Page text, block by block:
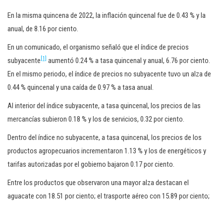
En la misma quincena de 2022, la inflación quincenal fue de 0.43 % y la
anual, de 8.16 por ciento.
En un comunicado, el organismo señaló que el índice de precios
subyacente [1]
aumentó 0.24 % a tasa quincenal y anual, 6.76 por ciento.
En el mismo periodo, el índice de precios no subyacente tuvo un alza de
0.44 % quincenal y una caída de 0.97 % a tasa anual.
Al interior del índice subyacente, a tasa quincenal, los precios de las
mercancías subieron 0.18 % y los de servicios, 0.32 por ciento.
Dentro del índice no subyacente, a tasa quincenal, los precios de los
productos agropecuarios incrementaron 1.13 % y los de energéticos y
tarifas autorizadas por el gobierno bajaron 0.17 por ciento.
Entre los productos que observaron una mayor alza destacan el
aguacate con 18.51 por ciento; el trasporte aéreo con 15.89 por ciento;